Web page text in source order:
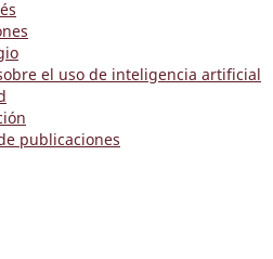
el uso de inteligencia artificial
publicaciones